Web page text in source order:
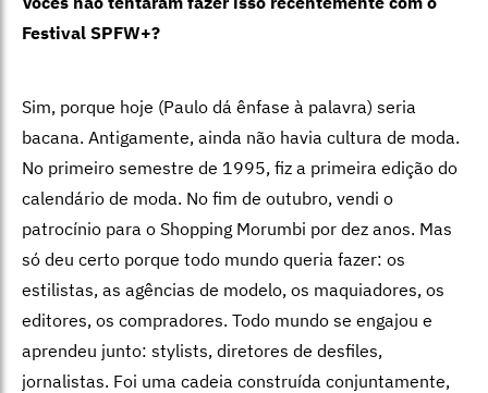
Festival SPFW+?
Sim, porque hoje (Paulo dá ênfase à palavra) seria
bacana. Antigamente, ainda não havia cultura de moda.
No primeiro semestre de 1995, fiz a primeira edição do
calendário de moda. No fim de outubro, vendi o
patrocínio para o Shopping Morumbi por dez anos. Mas
só deu certo porque todo mundo queria fazer: os
estilistas, as agências de modelo, os maquiadores, os
editores, os compradores. Todo mundo se engajou e
aprendeu junto: stylists, diretores de desfiles,
jornalistas. Foi uma cadeia construída conjuntamente,